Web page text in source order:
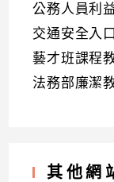
公務人員利
交通安全入
藝才班課程
法務部廉潔
其他網